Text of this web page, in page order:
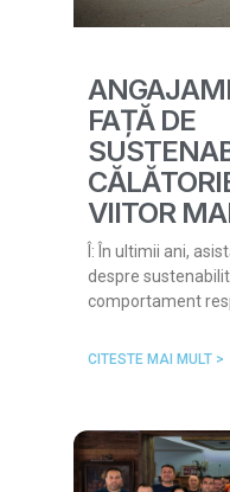
FAȚĂ DE
VIITOR
Î: În ultimii ani,
despre
comportament
CITESTE MAI MULT >